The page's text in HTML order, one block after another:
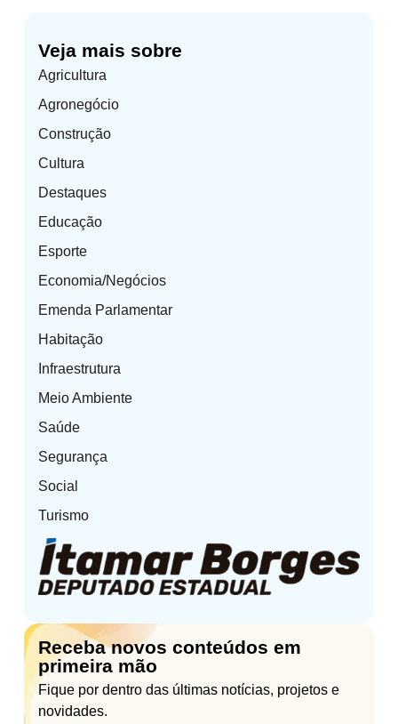
Veja mais sobre
Agricultura
Agronegócio
Construção
Cultura
Destaques
Educação
Esporte
Economia/Negócios
Emenda Parlamentar
Habitação
Infraestrutura
Meio Ambiente
Saúde
Segurança
Social
Turismo
Receba novos conteúdos em
primeira mão
Fique por dentro das últimas notícias, projetos e
novidades.